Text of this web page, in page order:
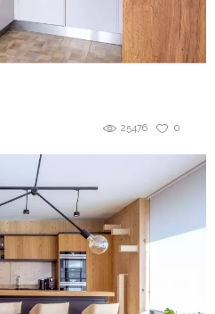
0
25476